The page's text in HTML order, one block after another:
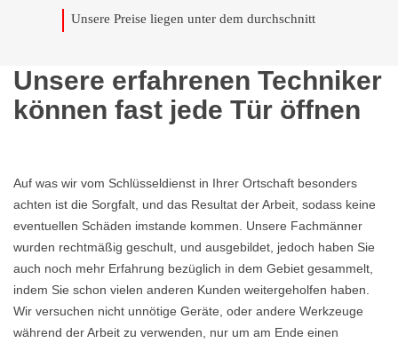
Unsere Preise liegen unter dem durchschnitt
Unsere erfahrenen Techniker
können fast jede Tür öffnen
Auf was wir vom Schlüsseldienst in Ihrer Ortschaft besonders
achten ist die Sorgfalt, und das Resultat der Arbeit, sodass keine
eventuellen Schäden imstande kommen. Unsere Fachmänner
wurden rechtmäßig geschult, und ausgebildet, jedoch haben Sie
auch noch mehr Erfahrung bezüglich in dem Gebiet gesammelt,
indem Sie schon vielen anderen Kunden weitergeholfen haben.
Wir versuchen nicht unnötige Geräte, oder andere Werkzeuge
während der Arbeit zu verwenden, nur um am Ende einen